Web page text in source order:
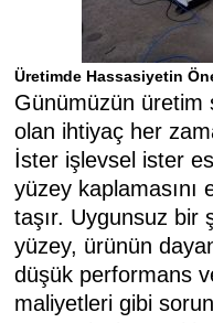
Üretimde Hassasiyetin
Günümüzün üretim
olan ihtiyaç her
İster işlevsel ister
yüzey kaplamasını
taşır. Uygunsuz bir
yüzey, ürünün
düşük performans
maliyetleri gibi